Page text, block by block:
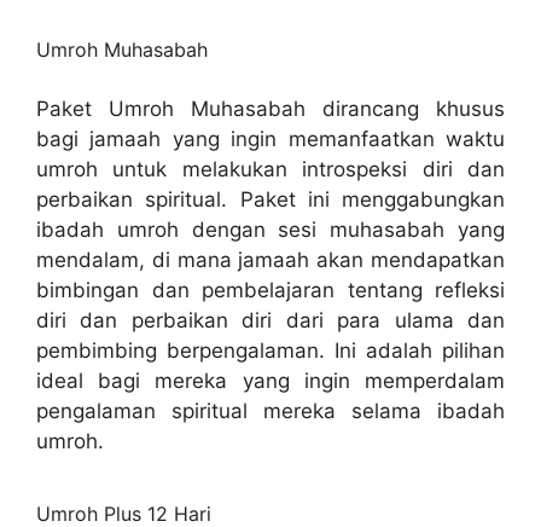
Umroh Muhasabah
Paket Umroh Muhasabah dirancang khusus
bagi jamaah yang ingin memanfaatkan waktu
umroh untuk melakukan introspeksi diri dan
perbaikan spiritual. Paket ini menggabungkan
ibadah umroh dengan sesi muhasabah yang
mendalam, di mana jamaah akan mendapatkan
bimbingan dan pembelajaran tentang refleksi
diri dan perbaikan diri dari para ulama dan
pembimbing berpengalaman. Ini adalah pilihan
ideal bagi mereka yang ingin memperdalam
pengalaman spiritual mereka selama ibadah
umroh.
Umroh Plus 12 Hari